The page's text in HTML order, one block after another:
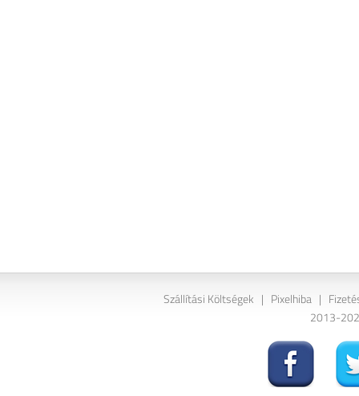
Szállítási Költségek | Pixelhiba |
2013-